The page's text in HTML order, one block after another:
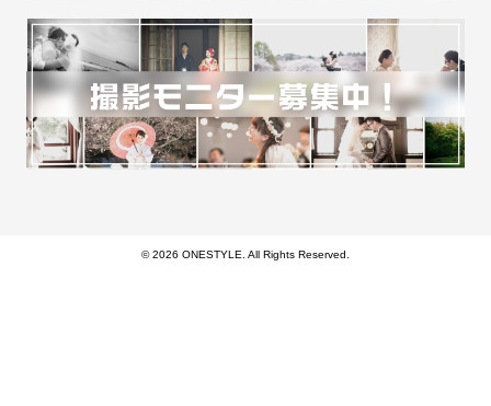
© 2026 ONESTYLE. All Rights Reserved.